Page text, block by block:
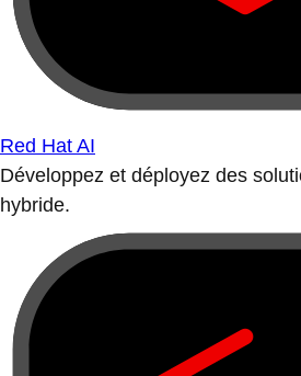
Red Hat AI
Développez et déployez des
hybride.